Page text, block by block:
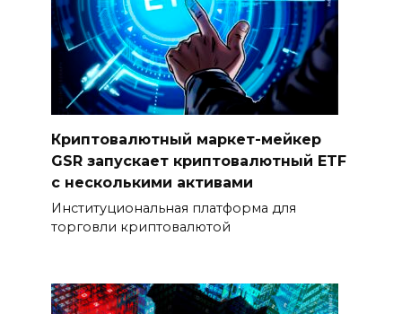
Криптовалютный маркет-мейкер
GSR запускает криптовалютный ETF
с несколькими активами
Институциональная платформа для
торговли криптовалютой